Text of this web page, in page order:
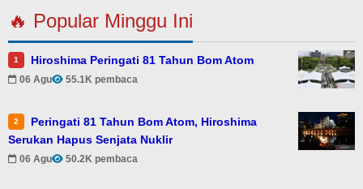
🔥 Popular Minggu Ini
1 Hiroshima Peringati 81 Tahun Bom Atom
06 Agu 55.1K pembaca
2
Peringati 81 Tahun Bom Atom, Hiroshima
Serukan Hapus Senjata Nuklir
06 Agu 50.2K pembaca